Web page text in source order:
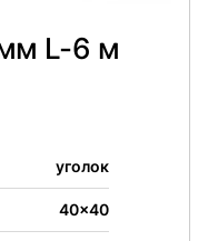
L-6 м
уголок
40x40